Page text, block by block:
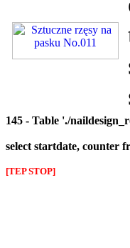
145 - Table './
select startdate, counter
[TEP STOP]